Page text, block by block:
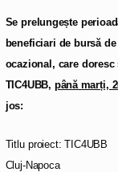
Se prelungește
beneficiari de bursă
ocazional, care
TIC4UBB, până marți,
jos:
Titlu proiect:
Cluj-Napoca